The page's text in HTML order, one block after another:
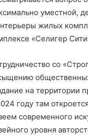
уместной,
жилых
«Селигер
со
на территории
году там
современного
уровня